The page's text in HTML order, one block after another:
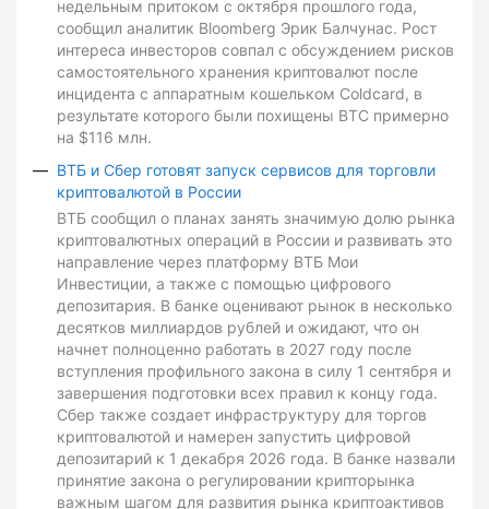
недельным притоком с октября прошлого года,
сообщил аналитик Bloomberg Эрик Балчунас. Рост
интереса инвесторов совпал с обсуждением рисков
самостоятельного хранения криптовалют после
инцидента с аппаратным кошельком Coldcard, в
результате которого были похищены BTC примерно
на $116 млн.
ВТБ и Сбер готовят запуск сервисов для торговли
криптовалютой в России
ВТБ сообщил о планах занять значимую долю рынка
криптовалютных операций в России и развивать это
направление через платформу ВТБ Мои
Инвестиции, а также с помощью цифрового
депозитария. В банке оценивают рынок в несколько
десятков миллиардов рублей и ожидают, что он
начнет полноценно работать в 2027 году после
вступления профильного закона в силу 1 сентября и
завершения подготовки всех правил к концу года.
Сбер также создает инфраструктуру для торгов
криптовалютой и намерен запустить цифровой
депозитарий к 1 декабря 2026 года. В банке назвали
принятие закона о регулировании крипторынка
важным шагом для развития рынка криптоактивов